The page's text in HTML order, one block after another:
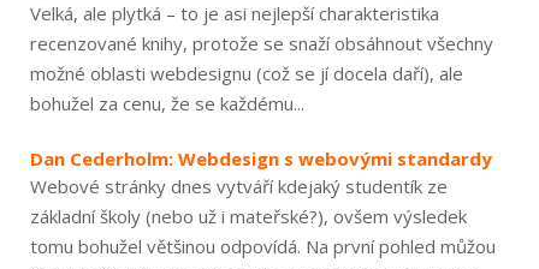
Velká, ale plytká – to je asi nejlepší charakteristika
recenzované knihy, protože se snaží obsáhnout všechny
možné oblasti webdesignu (což se jí docela daří), ale
bohužel za cenu, že se každému...
Dan Cederholm: Webdesign s webovými standardy
Webové stránky dnes vytváří kdejaký studentík ze
základní školy (nebo už i mateřské?), ovšem výsledek
tomu bohužel většinou odpovídá. Na první pohled můžou